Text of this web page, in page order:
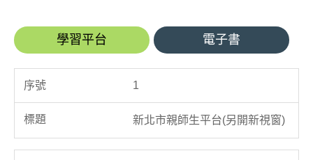
學習平台 電子書
1
新北市親師生平台(另開新視窗)